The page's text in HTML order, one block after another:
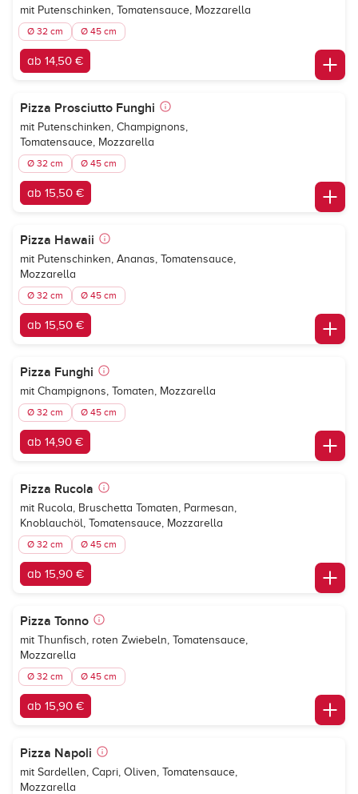
mit Putenschinken, Tomatensauce, Mozzarella
Ø 32 cm Ø 45 cm
ab 14,50 €
Pizza Prosciutto Funghi
mit Putenschinken, Champignons,
Tomatensauce, Mozzarella
Ø 32 cm Ø 45 cm
ab 15,50 €
Pizza Hawaii
mit Putenschinken, Ananas, Tomatensauce,
Mozzarella
Ø 32 cm Ø 45 cm
ab 15,50 €
Pizza Funghi
mit Champignons, Tomaten, Mozzarella
Ø 32 cm Ø 45 cm
ab 14,90 €
Pizza Rucola
mit Rucola, Bruschetta Tomaten, Parmesan,
Knoblauchöl, Tomatensauce, Mozzarella
Ø 32 cm Ø 45 cm
ab 15,90 €
Pizza Tonno
mit Thunfisch, roten Zwiebeln, Tomatensauce,
Mozzarella
Ø 32 cm Ø 45 cm
ab 15,90 €
Pizza Napoli
mit Sardellen, Capri, Oliven, Tomatensauce,
Mozzarella